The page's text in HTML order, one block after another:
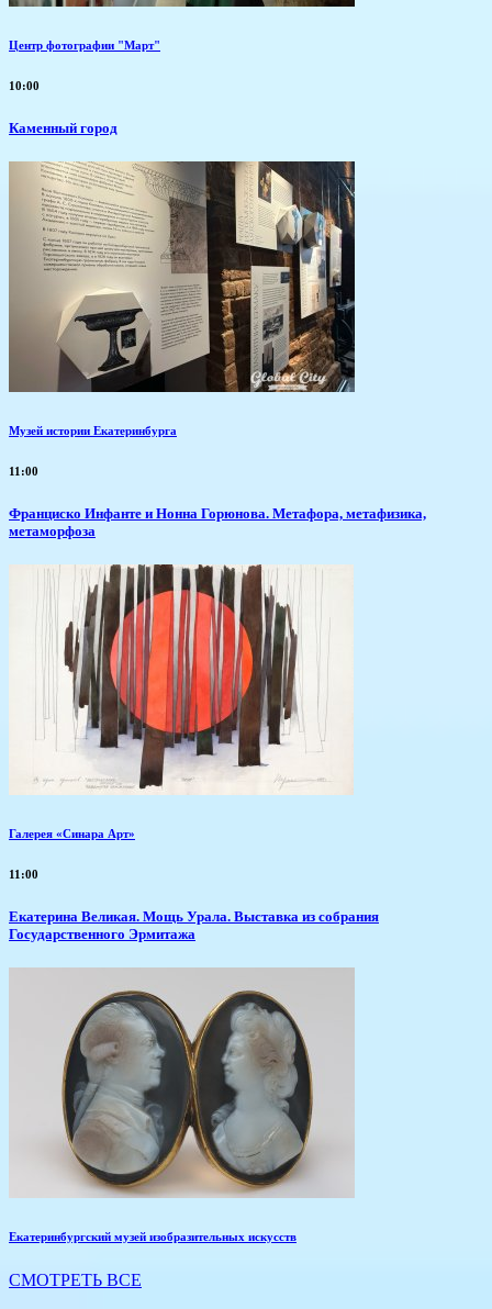
Центр фотографии "Март"
10:00
Каменный город
Музей истории Екатеринбурга
11:00
Франциско Инфанте и Нонна Горюнова. Метафора, метафизика,
метаморфоза
Галерея «Синара Арт»
11:00
​Екатерина Великая. Мощь Урала. Выставка из собрания
Государственного Эрмитажа
Екатеринбургский музей изобразительных искусств
СМОТРЕТЬ ВСЕ